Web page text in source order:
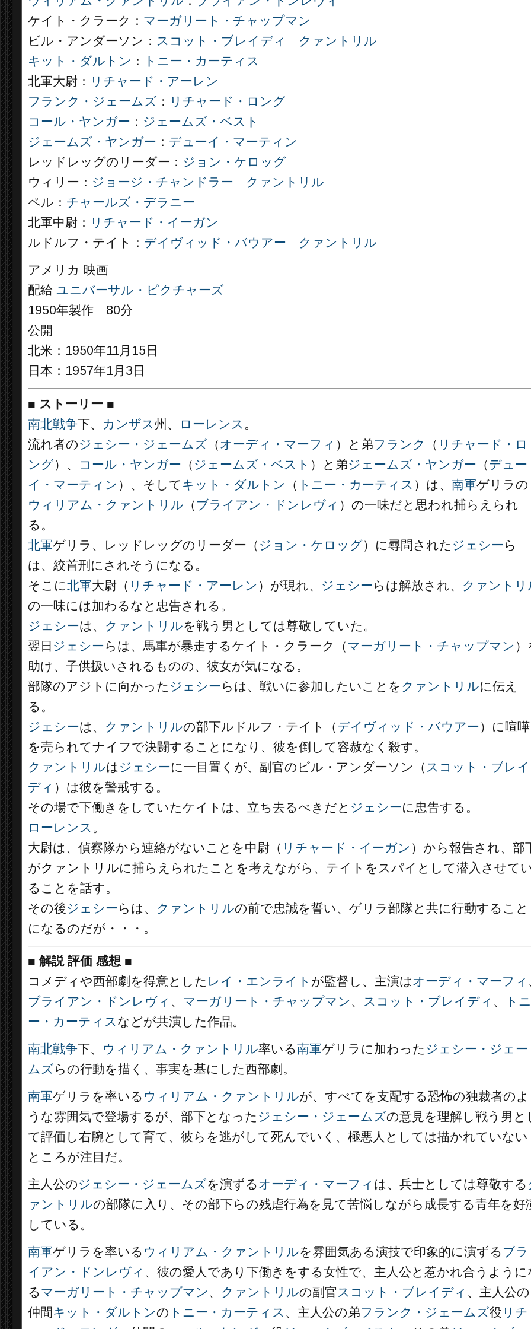
ケイト・クラーク： マーガリート・チャップマン
ビル・アンダーソン： スコット・ブレイディ
クァントリル
キット・ダルトン ：
トニー・カーティス
北軍大尉： リチャード・アーレン
フランク・ジェームズ ： リチャード・ロング
コール・ヤンガー ： ジェームズ・ベスト
ジェームズ・ヤンガー ： デューイ・マーティン
レッドレッグのリーダー： ジョン・ケロッグ
ウィリー： ジョージ・チャンドラー
クァントリル
ペル： チャールズ・デラニー
北軍中尉： リチャード・イーガン
ルドルフ・テイト： デイヴィッド・バウアー
クァントリル
アメリカ 映画
配給 ユニバーサル・ピクチャーズ
1950年製作 80分
公開
北米：1950年11月15日
日本：1957年1月3日
■ ストーリー ■
南北戦争下、 カンザス州、 ローレンス 。
流れ者のジェシー・ジェームズ （オーディ・マーフィ ）と弟フランク （ リチャード・ロ
ング）、 コール・ヤンガー （ ジェームズ・ベスト ）と弟ジェームズ・ヤンガー （デュー
イ・マーティン ）、そして キット・ダルトン （ トニー・カーティス ）は、 南軍ゲリラの
ウィリアム・クァントリル （ ブライアン・ドンレヴィ ）の一味だと思われ捕らえられ
る。
北軍ゲリラ、レッドレッグのリーダー（ ジョン・ケロッグ）に尋問された ジェシーら
は、絞首刑にされそうになる。
そこに北軍大尉（ リチャード・アーレン ）が現れ、 ジェシーらは解放され、 クァントリ
の一味には加わるなと忠告される。
ジェシーは、 クァントリルを戦う男としては尊敬していた。
翌日 ジェシーらは、馬車が暴走するケイト・クラーク（マーガリート・チャップマン ）
助け、子供扱いされるものの、彼女が気になる。
部隊のアジトに向かった ジェシーらは、戦いに参加したいことを クァントリルに伝え
る。
ジェシーは、 クァントリルの部下ルドルフ・テイト（デイヴィッド・バウアー）に喧嘩
を売られてナイフで決闘することになり、彼を倒して容赦なく殺す。
クァントリルは ジェシーに一目置くが、副官のビル・アンダーソン（ スコット・ブレイ
ディ ）は彼を警戒する。
その場で下働きをしていたケイトは、立ち去るべきだと ジェシーに忠告する。
ローレンス 。
大尉は、偵察隊から連絡がないことを中尉（ リチャード・イーガン ）から報告され、部
がクァントリルに捕らえられたことを考えながら、テイトをスパイとして潜入させて
ることを話す。
その後ジェシーらは、 クァントリルの前で忠誠を誓い、ゲリラ部隊と共に行動すること
になるのだが・・・。
■ 解説 評価 感想 ■
コメディや西部劇を得意とした レイ・エンライト が監督し、主演はオーディ・マーフィ
ブライアン・ドンレヴィ 、 マーガリート・チャップマン 、 スコット・ブレイディ 、
トニ
ー・カーティスなどが共演した作品。
南北戦争下、 ウィリアム・クァントリル率いる南軍ゲリラに加わった ジェシー・ジェー
ムズらの行動を描く、事実を基にした西部劇。
南軍ゲリラを率いる ウィリアム・クァントリルが、すべてを支配する恐怖の独裁者のよ
うな雰囲気で登場するが、部下となった ジェシー・ジェームズの意見を理解し戦う男と
て評価し右腕として育て、彼らを逃がして死んでいく、極悪人としては描かれていない
ところが注目だ。
主人公のジェシー・ジェームズを演ずるオーディ・マーフィ は、兵士としては尊敬する
ァントリルの部隊に入り、その部下らの残虐行為を見て苦悩しながら成長する青年を好
している。
南軍ゲリラを率いる ウィリアム・クァントリルを雰囲気ある演技で印象的に演ずる ブラ
イアン・ドンレヴィ 、彼の愛人であり下働きをする女性で、主人公と惹かれ合うように
るマーガリート・チャップマン 、 クァントリルの副官スコット・ブレイディ 、主人公の
仲間 キット・ダルトンの トニー・カーティス 、主人公の弟フランク・ジェームズ役 リチ